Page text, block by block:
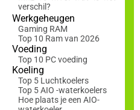
verschil?
Werkgeheugen
Gaming RAM
Top 10 Ram van 2026
Voeding
Top 10 PC voeding
Koeling
Top 5 Luchtkoelers
Top 5 AIO -waterkoelers
Hoe plaats je een AIO-